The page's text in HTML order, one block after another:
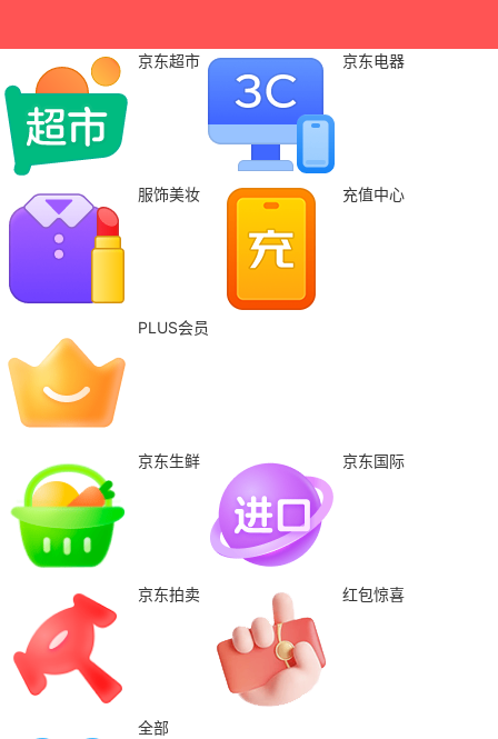
京东超市 京东电器
服饰美妆 充值中心
PLUS会员
京东生鲜 京东国际
京东拍卖 红包惊喜
全部